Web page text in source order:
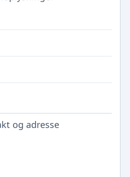
og adresse